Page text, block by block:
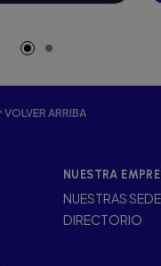
VOLVER ARRIBA
NUESTRA
NUESTRAS
DIRECTORIO